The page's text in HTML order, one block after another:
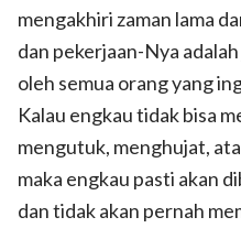
mengakhiri zaman lama
dan pekerjaan-Nya
oleh semua orang yang
Kalau engkau tidak bisa
mengutuk, menghujat,
maka engkau pasti akan
dan tidak akan pernah